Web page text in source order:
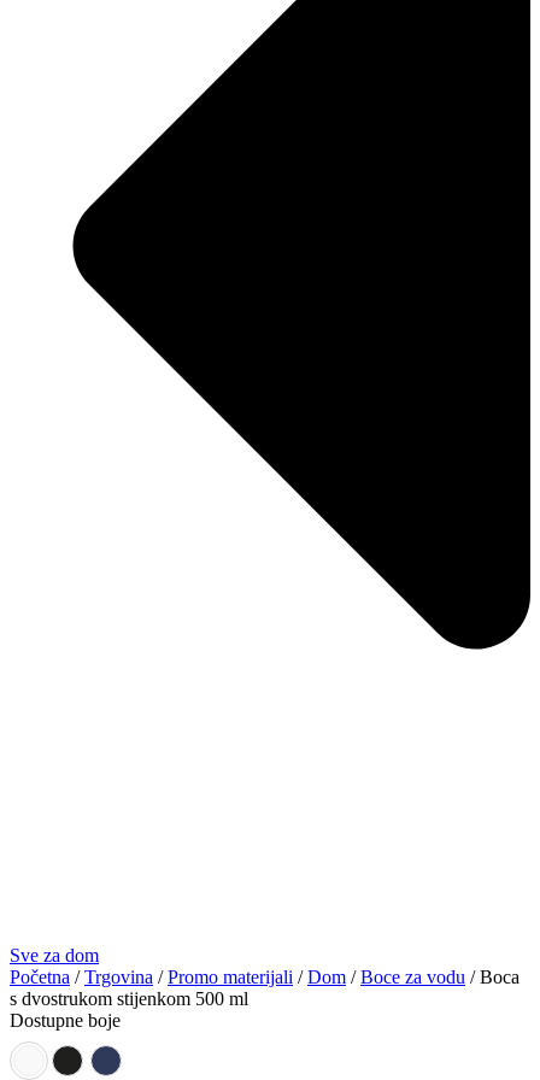
Sve za dom
Početna /Trgovina /Promo materijali /Dom /Boce za vodu / Boca
s dvostrukom stijenkom 500 ml
Dostupne boje